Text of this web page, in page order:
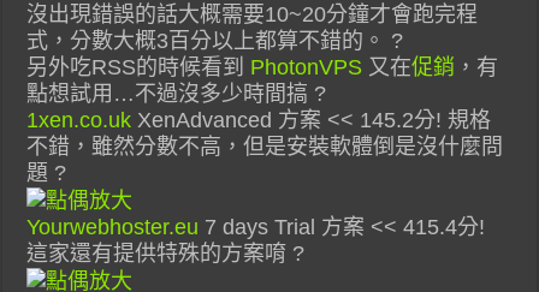
沒出現錯誤的話大概需要10~20分鐘才會跑完程
式，分數大概3百分以上都算不錯的。 ?
另外吃RSS的時候看到 PhotonVPS 又在促銷 ，有
點想試用…不過沒多少時間搞 ?
1xen.co.uk XenAdvanced 方案 << 145.2分! 規格
不錯，雖然分數不高，但是安裝軟體倒是沒什麼問
題 ?
Yourwebhoster.eu 7 days Trial 方案 << 415.4分!
這家還有提供特殊的方案唷 ?